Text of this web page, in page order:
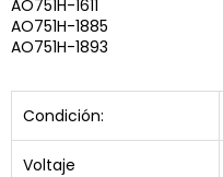
AO751H-1611
AO751H-1885
AO751H-1893
Condición:
Voltaje